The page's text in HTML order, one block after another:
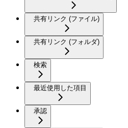
共有リンク (ファイル)
共有リンク (フォルダ)
検索
最近使用した項目
承認